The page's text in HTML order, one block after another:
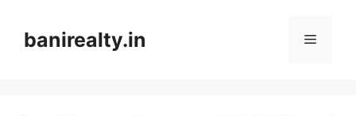
contentbanirealty.in Menu